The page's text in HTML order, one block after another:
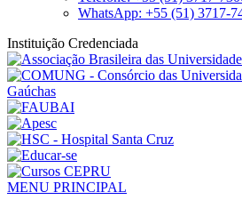
WhatsApp: +55 (51) 3717-
Instituição Credenciada
MENU PRINCIPAL